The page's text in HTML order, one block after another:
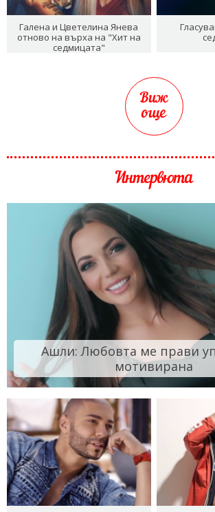
Галена и Цветелина Янева
отново на върха на "Хит на
седмицата"
Виж
още
Интервюта
Ашли: Любовта ме прави
мотивирана